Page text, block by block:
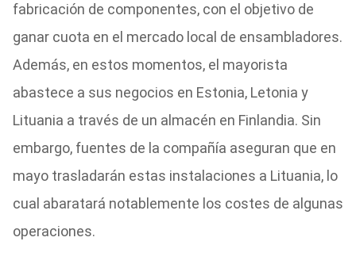
fabricación de componentes, con el objetivo de
ganar cuota en el mercado local de ensambladores.
Además, en estos momentos, el mayorista
abastece a sus negocios en Estonia, Letonia y
Lituania a través de un almacén en Finlandia. Sin
embargo, fuentes de la compañía aseguran que en
mayo trasladarán estas instalaciones a Lituania, lo
cual abaratará notablemente los costes de algunas
operaciones.